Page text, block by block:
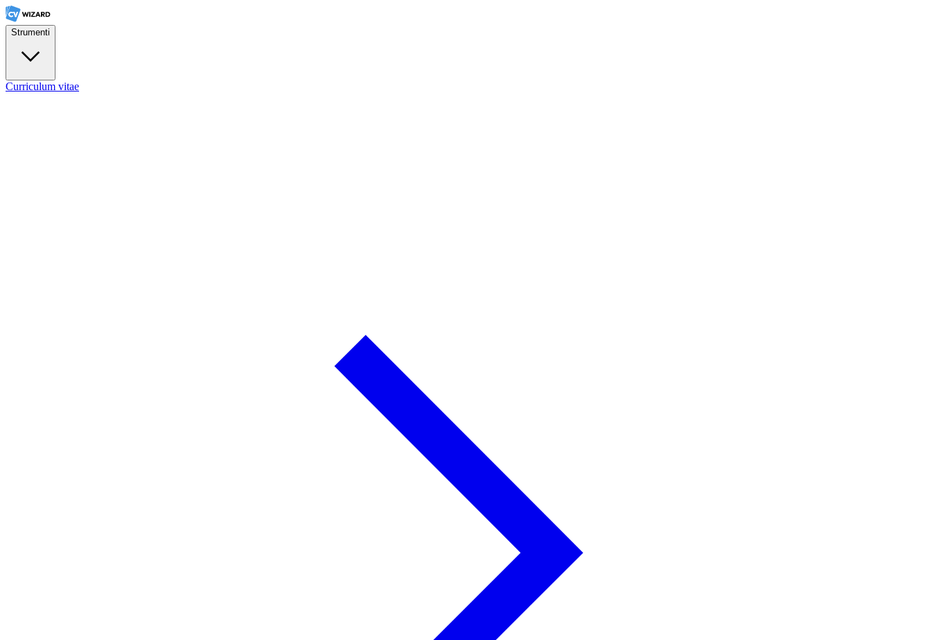
Strumenti
Curriculum vitae